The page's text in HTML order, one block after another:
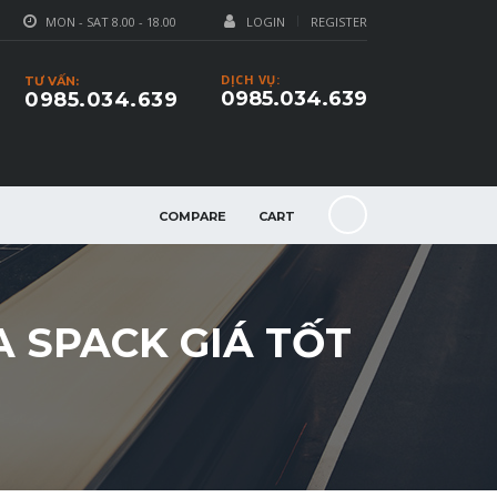
LOGIN REGISTER
MON - SAT 8.00 - 18.00
DỊCH VỤ:
0985.034.639
TƯ VẤN:
0985.034.639
COMPARE CART
GIÁ TỐT